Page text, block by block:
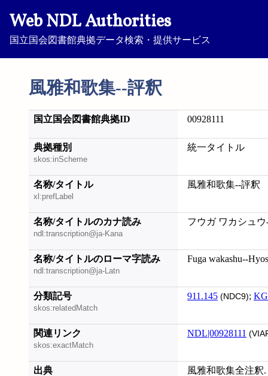
Web NDL Authorities
国立国会図書館典拠データ検索・提供サービス
風雅和歌集--評釈
国立国会図書館典拠ID 00928111
典拠種別
skos:inScheme
統一タイトル
名称/タイトル
xl:prefLabel
風雅和歌集--評釈
名称/タイトルのカナ読み
ndl:transcription@ja-Kana
フウガ ワカシュ
名称/タイトルのローマ字読み
ndl:transcription@ja-Latn
Fuga wakashu--
分類記号
skos:relatedMatch
911.145 (NDC9);
関連リンク
skos:exactMatch
NDL|00928111
出典 風雅和歌集全注釈